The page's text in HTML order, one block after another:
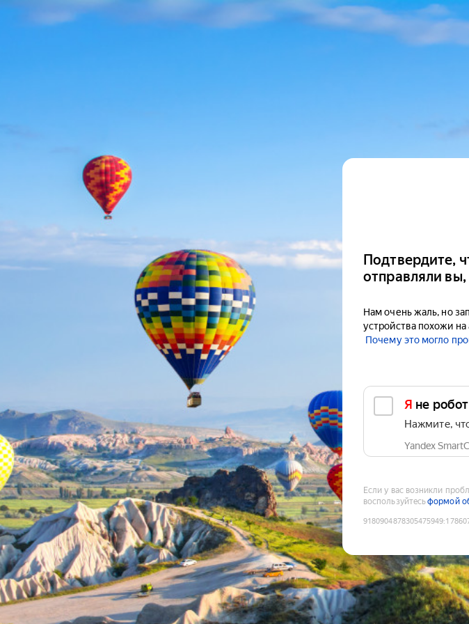
Подтвердите,
отправляли
Нам очень жаль, но
устройства похожи
Почему это могло
Я не робот
Нажмите,
Yandex
Если у вас возникли
воспользуйтесьформой
9180904878305475949: